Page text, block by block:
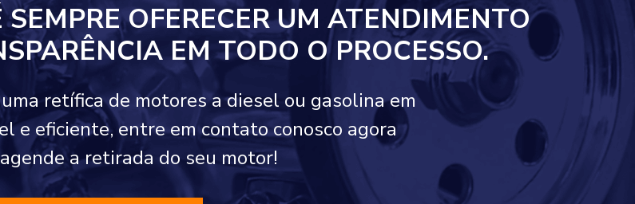
SEMPRE OFERECER UM ATENDIMENTO
EMTODO O PROCESSO.
retífica de motores a diesel ou gasolina em
e eficiente, entre em contato conosco agora
a retirada do seu motor!